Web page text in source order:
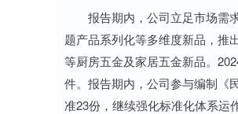
报告期内，公司立足市场需求
题产品系列化等多维度新品，推
等厨房五金及家居五金新品。
件。报告期内，公司参与编制《
准23份，继续强化标准化体系运